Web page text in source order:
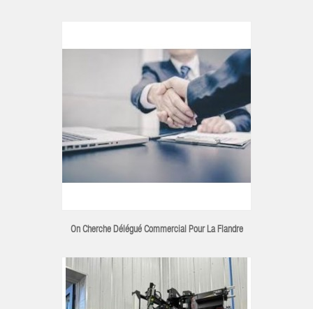
On Cherche Délégué Commercial Pour La Flandre